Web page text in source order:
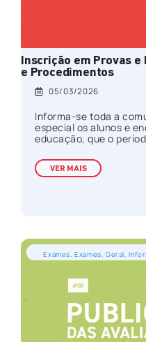
Inscrição em Provas
e Procedimentos
05/03/2026
Informa-se toda a
especial os alunos e
educação, que o
VER MAIS
Exames ,Exames ,Geral ,